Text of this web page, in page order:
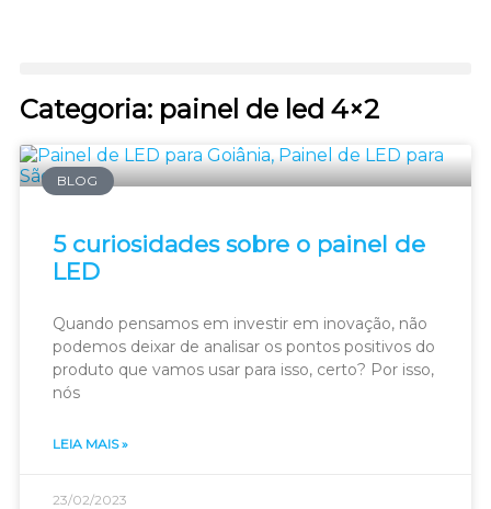
Categoria: painel de led 4×2
BLOG
5 curiosidades sobre o painel de
LED
Quando pensamos em investir em inovação, não
podemos deixar de analisar os pontos positivos do
produto que vamos usar para isso, certo? Por isso,
nós
LEIA MAIS »
23/02/2023